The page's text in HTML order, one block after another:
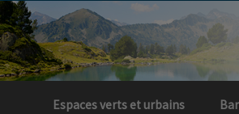
Espaces verts et urbains